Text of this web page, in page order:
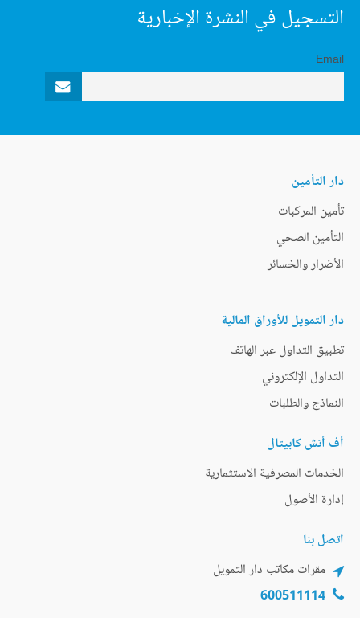
التسجيل في النشرة الإخبارية
Email
دار التأمين
تأمين المركبات
التأمين الصحي
الأضرار والخسائر
دار التمويل للأوراق المالية
تطبيق التداول عبر الهاتف
التداول الإلكتروني
النماذج والطلبات
أف أتش كابيتال
الخدمات المصرفية الاستثمارية
إدارة الأصول
اتصل بنا
مقرات مكاتب دار التمويل
600511114